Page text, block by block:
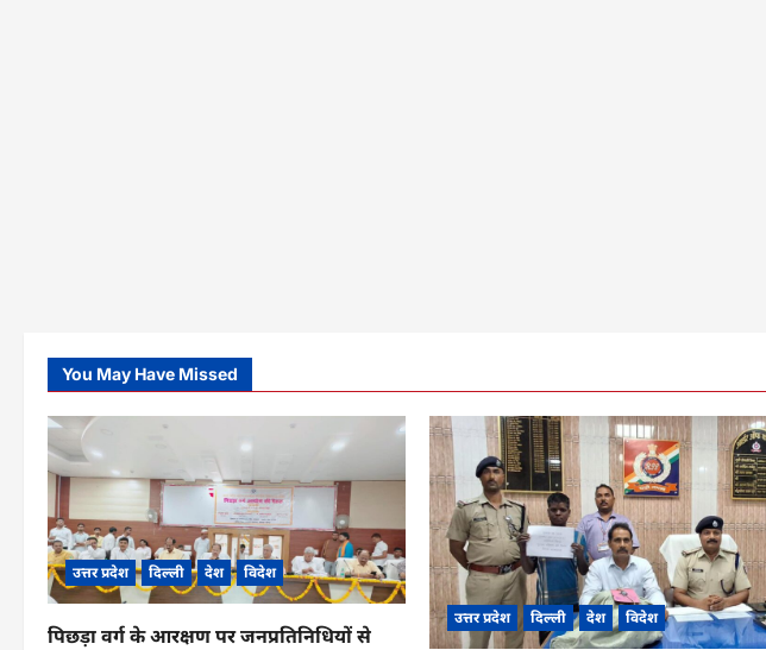
You May Have Missed
उत्तर प्रदेश दिल्ली देश विदेश
पिछड़ा वर्ग के आरक्षण पर जनप्रतिनिधियों से
उत्तर प्रदेश दिल्ली देश विदेश